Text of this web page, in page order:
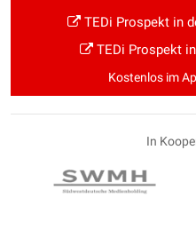
TEDi Prospekt in
TEDi Prospekt
Kostenlos im
In